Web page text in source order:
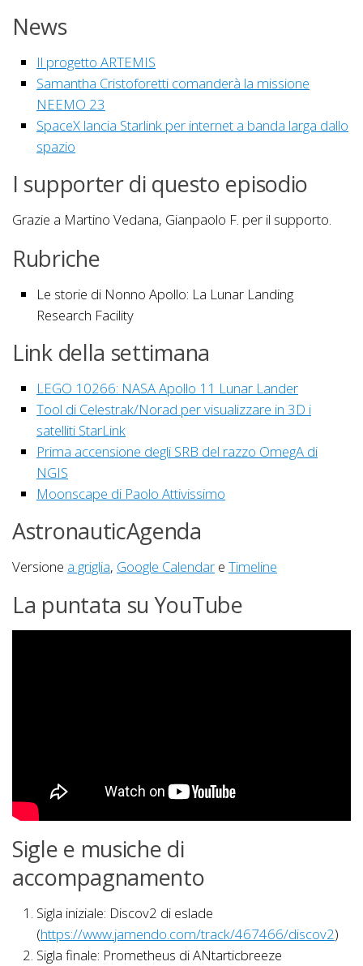
News
Il progetto ARTEMIS
Samantha Cristoforetti comanderà la missione
NEEMO 23
SpaceX lancia Starlink per internet a banda larga dallo
spazio
I supporter di questo episodio
Grazie a Martino Vedana, Gianpaolo F. per il supporto.
Rubriche
Le storie di Nonno Apollo: La Lunar Landing
Research Facility
Link della settimana
LEGO 10266: NASA Apollo 11 Lunar Lander
Tool di Celestrak/Norad per visualizzare in 3D i
satelliti StarLink
Prima accensione degli SRB del razzo OmegA di
NGIS
Moonscape di Paolo Attivissimo
AstronauticAgenda
Versione a griglia, Google Calendar e Timeline
La puntata su YouTube
Sigle e musiche di
accompagnamento
Sigla iniziale: Discov2 di eslade
(https://www.jamendo.com/track/467466/discov2)
Sigla finale: Prometheus di ANtarticbreeze